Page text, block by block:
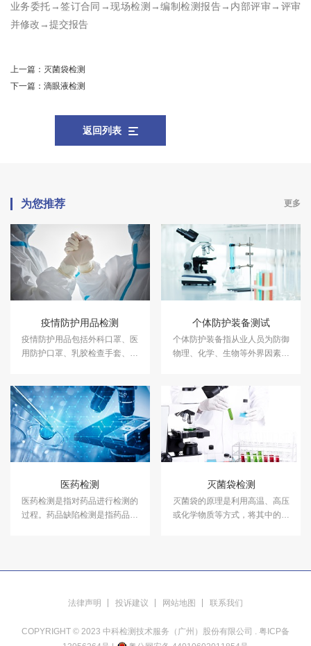
业务委托→签订合同→现场检测→编制检测报告→内部评审→评审
并修改→提交报告
上一篇： 灭菌袋检测
下一篇： 滴眼液检测
返回列表
为您推荐 更多
疫情防护用品检测
疫情防护用品包括外科口罩、医
用防护口罩、乳胶检查手套、速
等。中科检测开展疫情防护用品
检测，具备CMA、CNAS资质。
个体防护装备测试
个体防护装备指从业人员为防御
物理、化学、生物等外界因素伤
备测试服务，具备CMA、CNAS
资质认证。
医药检测
医药检测是指对药品进行检测的
过程。药品缺陷检测是指药品制
待的安全性。
灭菌袋检测
灭菌袋的原理是利用高温、高压
或化学物质等方式，将其中的微
袋检测服务，检测报告具有CMA
法律声明
投诉建议 网站地图 联系我们
COPYRIGHT © 2023 中科检测技术服务（广州）股份有限公司 . 粤ICP备